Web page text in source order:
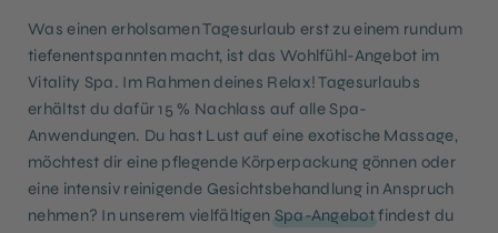
Was einen erholsamen Tagesurlaub erst zu einem rundum
tiefenentspannten macht, ist das Wohlfühl-Angebot im
Vitality Spa. Im Rahmen deines Relax! Tagesurlaubs
erhältst du dafür 15 % Nachlass auf alle Spa-
Anwendungen. Du hast Lust auf eine exotische Massage,
möchtest dir eine pflegende Körperpackung gönnen oder
eine intensiv reinigende Gesichtsbehandlung in Anspruch
nehmen? In unserem vielfältigen Spa-Angebotfindest du